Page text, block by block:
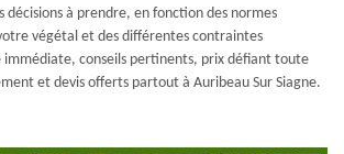
décisions à prendre, en fonction des normes
végétal et des différentes contraintes
immédiate, conseils pertinents, prix défiant toute
et devis offerts partout à Auribeau Sur Siagne.